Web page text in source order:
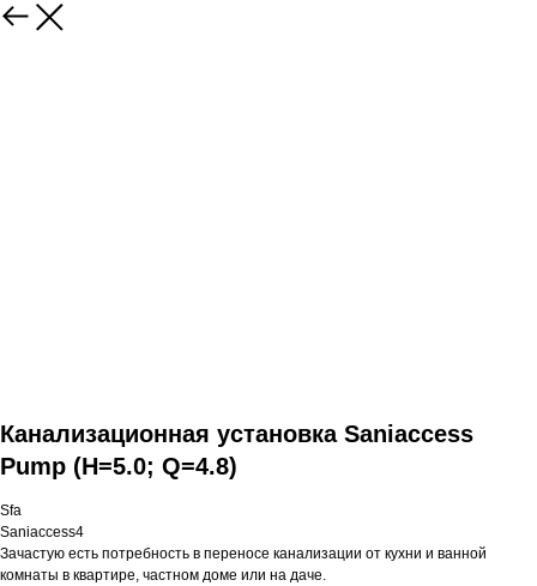
Канализационная установка Saniaccess
Pump (H=5.0; Q=4.8)
Sfa
Saniaccess4
Зачастую есть потребность в переносе канализации от кухни и ванной
комнаты в квартире, частном доме или на даче.